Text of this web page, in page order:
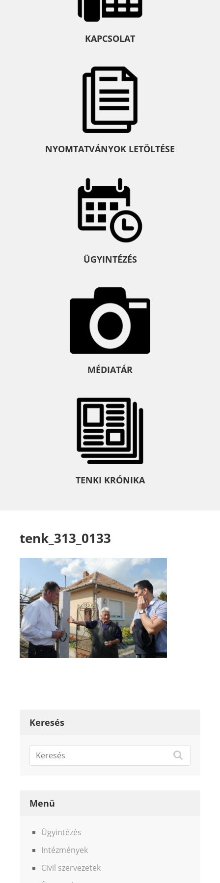
KAPCSOLAT
NYOMTATVÁNYOK LETÖLTÉSE
ÜGYINTÉZÉS
MÉDIATÁR
TENKI KRÓNIKA
tenk_313_0133
Keresés
Menü
Ügyintézés
Intézmények
Civil szervezetek